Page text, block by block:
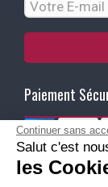
Paiement
Ma Livraison
Continuer sans
Salut c'est
les